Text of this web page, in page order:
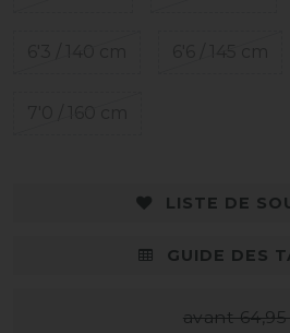
LISTE DE
GUIDE DES
avant